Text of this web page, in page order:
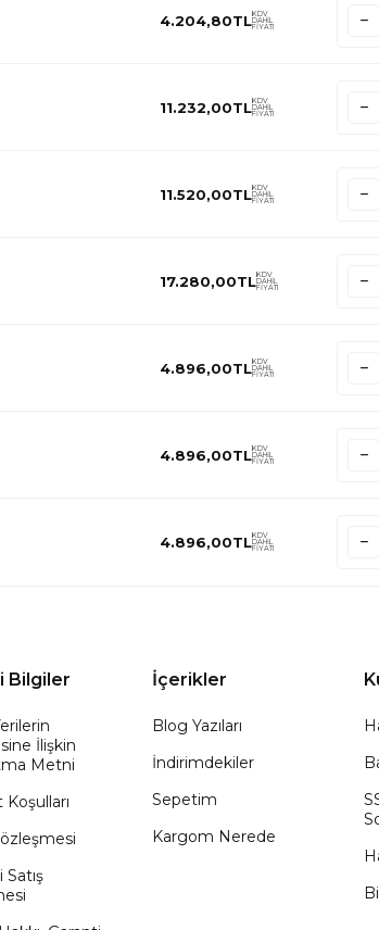
4.204,80TLKDV
DAHİL
FİYATI
11.232,00TLKDV
DAHİL
FİYATI
11.520,00TLKDV
DAHİL
FİYATI
17.280,00TLKDV
DAHİL
FİYATI
4.896,00TLKDV
DAHİL
FİYATI
4.896,00TLKDV
DAHİL
FİYATI
4.896,00TLKDV
DAHİL
FİYATI
Bilgiler
İlişkin
Metni
Satış
İçerikler
Blog Yazıları
İndirimdekiler
Sepetim
Kargom Nerede